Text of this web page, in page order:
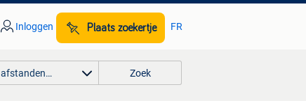
Inloggen Plaats zoekertje FR
afstanden… Zoek